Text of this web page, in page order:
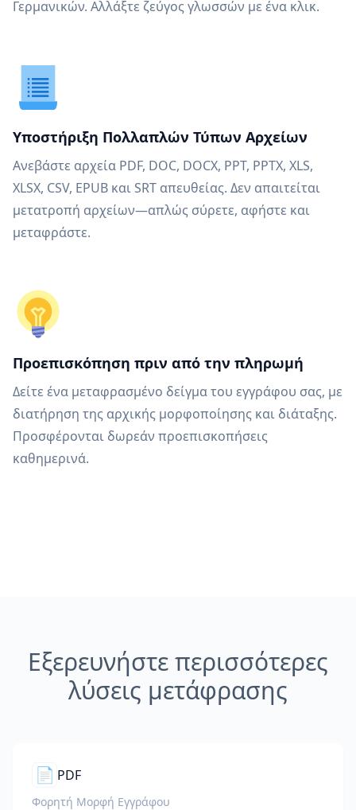
Γερμανικών. Αλλάξτε ζεύγος γλωσσών με ένα κλικ.
Υποστήριξη Πολλαπλών Τύπων Αρχείων
Ανεβάστε αρχεία PDF, DOC, DOCX, PPT, PPTX, XLS,
XLSX, CSV, EPUB και SRT απευθείας. Δεν απαιτείται
μετατροπή αρχείων—απλώς σύρετε, αφήστε και
μεταφράστε.
Προεπισκόπηση πριν από την πληρωμή
Δείτε ένα μεταφρασμένο δείγμα του εγγράφου σας, με
διατήρηση της αρχικής μορφοποίησης και διάταξης.
Προσφέρονται δωρεάν προεπισκοπήσεις
καθημερινά.
Εξερευνήστε περισσότερες
λύσεις μετάφρασης
📄 PDF
Φορητή Μορφή Εγγράφου